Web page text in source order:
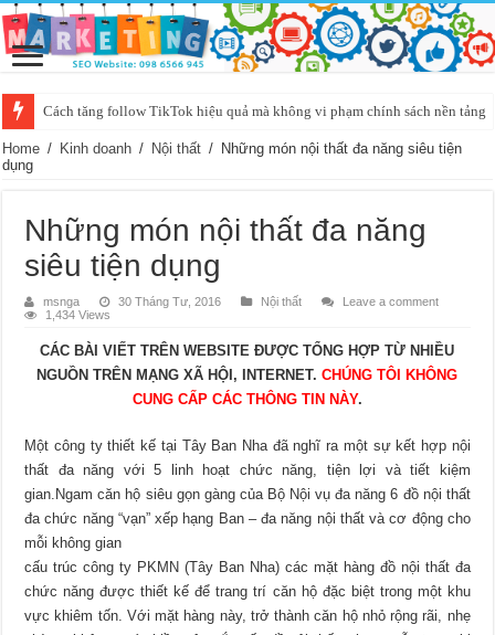
Cách tăng follow TikTok hiệu quả mà không vi phạm chính sách nền tảng
Home / Kinh doanh / Nội thất / Những món nội thất đa năng siêu tiện
dụng
Những món nội thất đa năng
siêu tiện dụng
msnga 30 Tháng Tư, 2016 Nội thất
Leave a comment
1,434 Views
CÁC BÀI VIẾT TRÊN WEBSITE ĐƯỢC TỔNG HỢP TỪ NHIỀU
NGUỒN TRÊN MẠNG XÃ HỘI, INTERNET.CHÚNG TÔI KHÔNG
CUNG CẤP CÁC THÔNG TIN NÀY.
Một công ty thiết kế tại Tây Ban Nha đã nghĩ ra một sự kết hợp nội
thất đa năng với 5 linh hoạt chức năng, tiện lợi và tiết kiệm
gian.Ngam căn hộ siêu gọn gàng của Bộ Nội vụ đa năng 6 đồ nội thất
đa chức năng “vạn” xếp hạng Ban – đa năng nội thất và cơ động cho
mỗi không gian
cấu trúc công ty PKMN (Tây Ban Nha) các mặt hàng đồ nội thất đa
chức năng được thiết kế để trang trí căn hộ đặc biệt trong một khu
vực khiêm tốn. Với mặt hàng này, trở thành căn hộ nhỏ rộng rãi, nhẹ